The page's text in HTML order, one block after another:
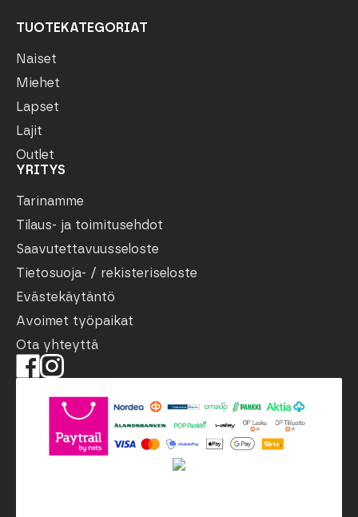
TUOTEKATEGORIAT
Naiset
Miehet
Lapset
Lajit
Outlet
YRITYS
Tarinamme
Tilaus- ja toimitusehdot
Saavutettavuusseloste
Tietosuoja- / rekisteriseloste
Evästekäytäntö
Avoimet työpaikat
Ota yhteyttä